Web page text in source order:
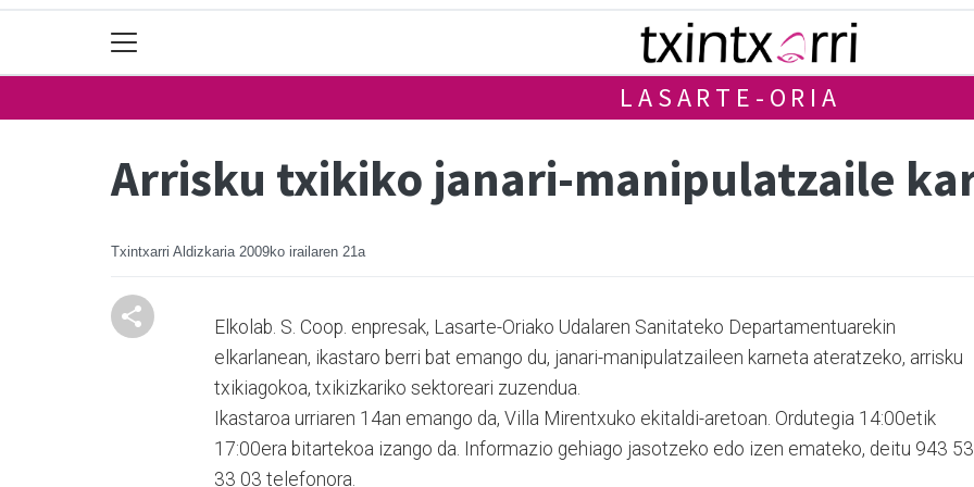
LASARTE-ORIA
Arrisku txikiko janari-manipulatzaile
Txintxarri Aldizkaria 2009ko irailaren 21a
Elkolab. S. Coop. enpresak, Lasarte-Oriako Udalaren Sanitateko Departamentuarekin
elkarlanean, ikastaro berri bat emango du, janari-manipulatzaileen karneta ateratzeko, arrisku
txikiagokoa, txikizkariko sektoreari zuzendua.
Ikastaroa urriaren 14an emango da, Villa Mirentxuko ekitaldi-aretoan. Ordutegia 14:00etik
17:00era bitartekoa izango da. Informazio gehiago jasotzeko edo izen emateko, deitu 943 53
33 03 telefonora.